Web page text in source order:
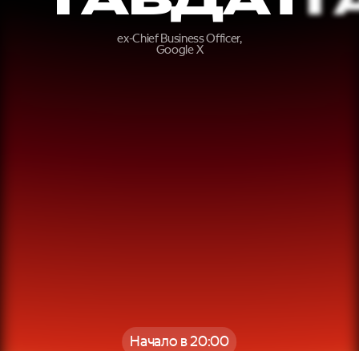
ex-Chief Business Officer,
Google X
Начало в 20:00